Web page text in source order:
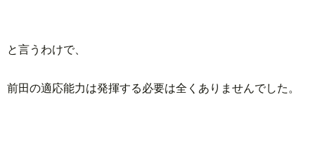
と言うわけで、
前田の適応能力は発揮する必要は全くありませんでした。